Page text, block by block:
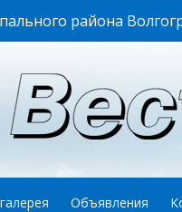
района
Объявления